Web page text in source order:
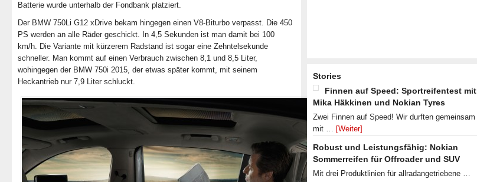
Batterie wurde unterhalb der Fondbank platziert.
Der BMW 750Li G12 xDrive bekam hingegen einen V8-Biturbo verpasst. Die 450
PS werden an alle Räder geschickt. In 4,5 Sekunden ist man damit bei 100
km/h. Die Variante mit kürzerem Radstand ist sogar eine Zehntelsekunde
schneller. Man kommt auf einen Verbrauch zwischen 8,1 und 8,5 Liter,
wohingegen der BMW 750i 2015, der etwas später kommt, mit seinem
Heckantrieb nur 7,9 Liter schluckt.
Stories
Finnen auf Speed: Sportreifentest mit
Mika Häkkinen und Nokian Tyres
Zwei Finnen auf Speed! Wir durften gemeinsam
mit … [Weiter]
Robust und Leistungsfähig: Nokian
Sommerreifen für Offroader und SUV
Mit drei Produktlinien für allradangetriebene …